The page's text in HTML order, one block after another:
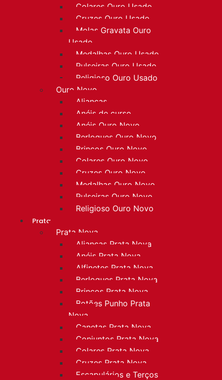
Colares Ouro Usado
Cruzes Ouro Usado
Molas Gravata Ouro
Usado
Medalhas Ouro Usado
Pulseiras Ouro Usado
Religioso Ouro Usado
Ouro Novo
Alianças
Anéis de curso
Anéis Ouro Novo
Berloques Ouro Novo
Brincos Ouro Novo
Colares Ouro Novo
Cruzes Ouro Novo
Medalhas Ouro Novo
Pulseiras Ouro Novo
Religioso Ouro Novo
Prata
Prata Nova
Alianças Prata Nova
Anéis Prata Nova
Alfinetes Prata Nova
Berloques Prata Nova
Brincos Prata Nova
Botões Punho Prata
Nova
Canetas Prata Nova
Conjuntos Prata Nova
Colares Prata Nova
Cruzes Prata Nova
Escapulários e Terços